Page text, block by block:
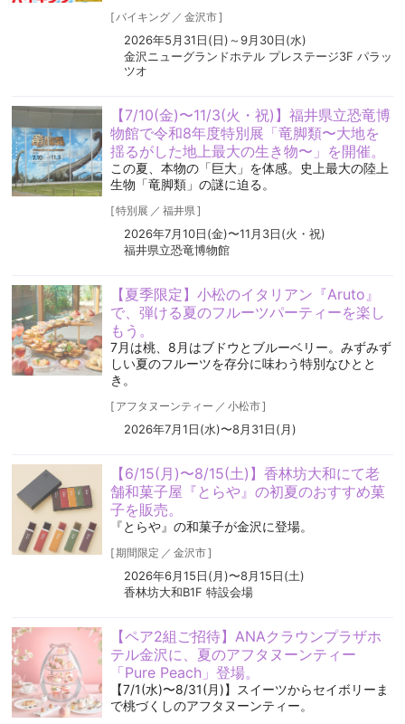
[バイキング ／ 金沢市]
2026年5月31日(日)～9月30日(水)
金沢ニューグランドホテル プレステージ3F パラッ
ツオ
【7/10(金)〜11/3(火・祝)】福井県立恐竜博
物館で令和8年度特別展「竜脚類〜大地を
揺るがした地上最大の生き物〜」を開催。
この夏、本物の「巨大」を体感。史上最大の陸上
生物「竜脚類」の謎に迫る。
[特別展 ／ 福井県]
2026年7月10日(金)〜11月3日(火・祝)
福井県立恐竜博物館
【夏季限定】小松のイタリアン『Aruto』
で、弾ける夏のフルーツパーティーを楽し
もう。
7月は桃、8月はブドウとブルーベリー。みずみず
しい夏のフルーツを存分に味わう特別なひとと
き。
[ アフタヌーンティー ／ 小松市]
2026年7月1日(水)〜8月31日(月)
【6/15(月)〜8/15(土)】香林坊大和にて老
舗和菓子屋『とらや』の初夏のおすすめ菓
子を販売。
『とらや』の和菓子が金沢に登場。
[期間限定 ／ 金沢市]
2026年6月15日(月)〜8月15日(土)
香林坊大和B1F 特設会場
【ペア2組ご招待】ANAクラウンプラザホ
テル金沢に、夏のアフタヌーンティー
「Pure Peach」登場。
【7/1(水)〜8/31(月)】スイーツからセイボリーま
で桃づくしのアフタヌーンティー。